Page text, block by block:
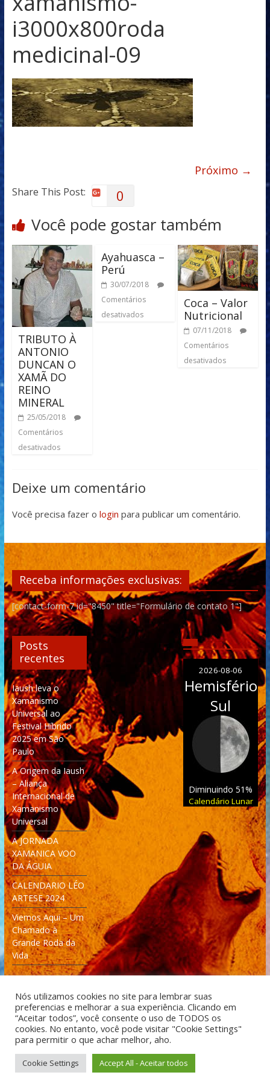
i3000x800roda
medicinal-09
Próximo →
Share This Post: 0
Você pode gostar também
TRIBUTO À
ANTONIO
DUNCAN O
XAMÃ DO
REINO
MINERAL
25/05/2018
Comentários
desativados
Ayahuasca –
Perú
30/07/2018
Comentários
desativados
Coca – Valor
Nutricional
07/11/2018
Comentários
desativados
Deixe um comentário
Você precisa fazer o login para publicar um comentário.
Receba informações exclusivas:
[contact-form-7 id="8450" title="Formulário de contato 1"]
Posts
recentes
Iaush leva o
Xamanismo
Universal ao
Festival Híbrido
2025 em São
Paulo
A Origem da Iaush
– Aliança
Internacional de
Xamanismo
Universal
A JORNADA
XAMANICA VOO
DA ÁGUIA
CALENDARIO LÉO
ARTESE 2024
Viemos Aqui – Um
Chamado à
Grande Roda da
Vida
2026-08-06
Hemisfério
Sul
Diminuindo 51%
Calendário Lunar
Desenvolvido: Moleculas4D - Engenharia Espacial e
Tecnologia [moleculas4d.com.br]
Nós utilizamos cookies no site para lembrar suas
preferencias e melhorar a sua experiência. Clicando em
“Aceitar todos”, você consente o uso de TODOS os
cookies. No entanto, você pode visitar "Cookie Settings"
para permitir o que achar melhor, aho.
Cookie Settings Accept All - Aceitar todos